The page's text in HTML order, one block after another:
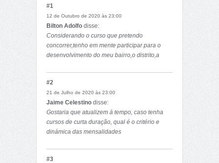
#1
12 de Outubro de 2020 às 23:00
Bilton Adolfo disse:
Considerando o curso que pretendo
concorrer,tenho em mente participar para o
desenvolvimento do meu bairro,o distrito,a
grande necessidade a nível comunitário de
alguém com um patamar igual
#2
21 de Julho de 2020 às 23:00
Jaime Celestino disse:
Gostaria que atualizem á tempo, caso tenha
cursos de curta duração, qual é o critério e
dinámica das mensalidades
#3